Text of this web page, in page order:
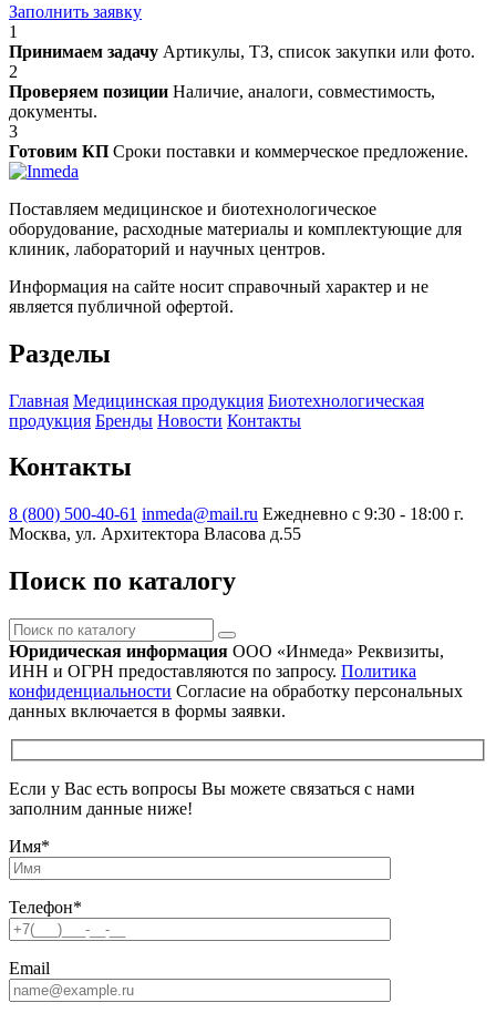
Заполнить заявку
1
Принимаем задачу Артикулы, ТЗ, список закупки или фото.
2
Проверяем позиции Наличие, аналоги, совместимость,
документы.
3
Готовим КП Сроки поставки и коммерческое предложение.
Поставляем медицинское и биотехнологическое
оборудование, расходные материалы и комплектующие для
клиник, лабораторий и научных центров.
Информация на сайте носит справочный характер и не
является публичной офертой.
Разделы
Главная Медицинская продукция Биотехнологическая
продукция Бренды Новости Контакты
Контакты
8 (800) 500-40-61 inmeda@mail.ru Ежедневно с 9:30 - 18:00 г.
Москва, ул. Архитектора Власова д.55
Поиск по каталогу
Поиск
по
каталогу
Юридическая информация ООО «Инмеда» Реквизиты,
ИНН и ОГРН предоставляются по запросу. Политика
конфиденциальности Согласие на обработку персональных
данных включается в формы заявки.
Если у Вас есть вопросы Вы можете связаться с нами
заполним данные ниже!
Имя*
Телефон*
Email